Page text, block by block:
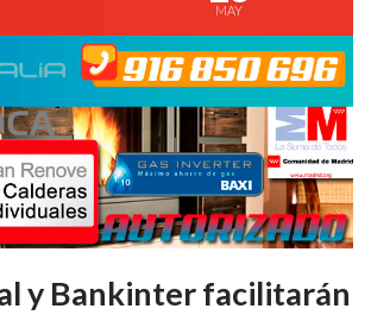
MAY
y Bankinter facilitarán